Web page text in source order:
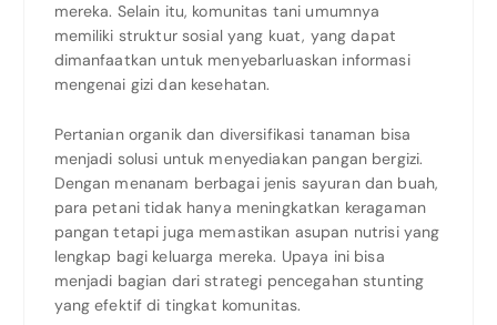
mereka. Selain itu, komunitas tani umumnya
memiliki struktur sosial yang kuat, yang dapat
dimanfaatkan untuk menyebarluaskan informasi
mengenai gizi dan kesehatan.
Pertanian organik dan diversifikasi tanaman bisa
menjadi solusi untuk menyediakan pangan bergizi.
Dengan menanam berbagai jenis sayuran dan buah,
para petani tidak hanya meningkatkan keragaman
pangan tetapi juga memastikan asupan nutrisi yang
lengkap bagi keluarga mereka. Upaya ini bisa
menjadi bagian dari strategi pencegahan stunting
yang efektif di tingkat komunitas.